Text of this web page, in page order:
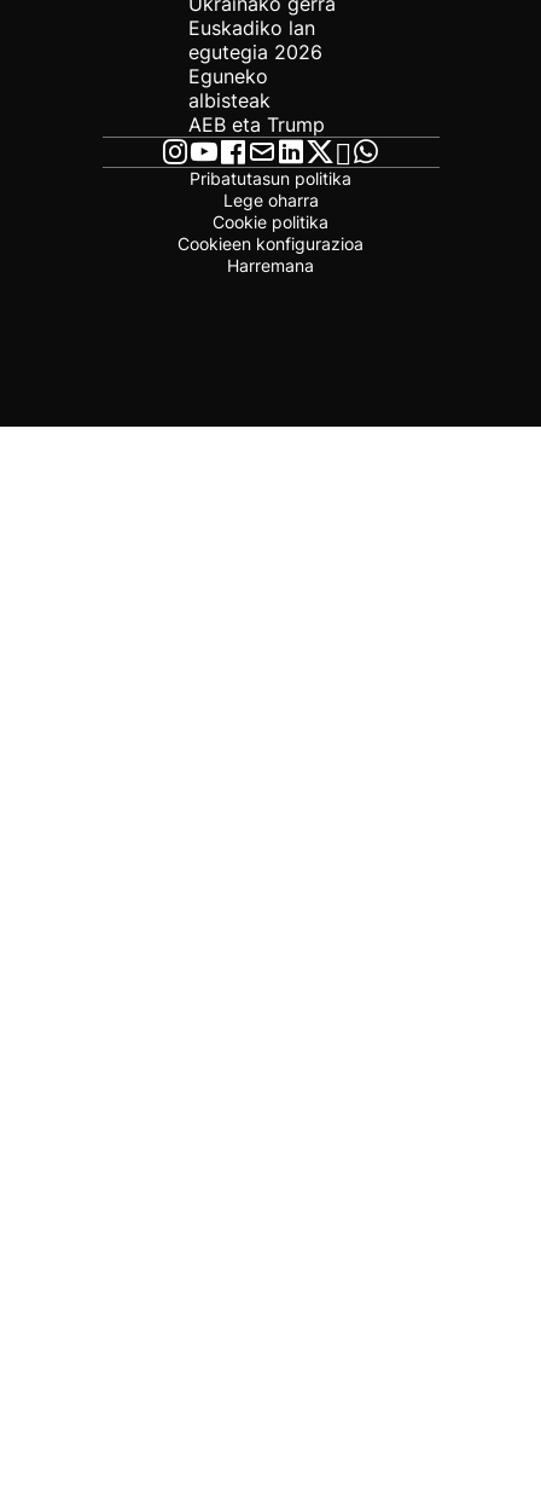
Euskadiko lan
egutegia 2026
Eguneko
albisteak
AEB eta Trump
Pribatutasun politika
Lege oharra
Cookie politika
Cookieen konfigurazioa
Harremana